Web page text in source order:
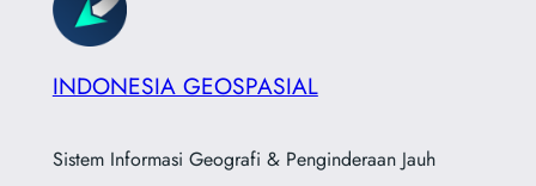
INDONESIA GEOSPASIAL
Sistem Informasi Geografi & Penginderaan Jauh